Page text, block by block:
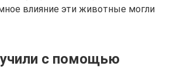
влияние эти животные могли
с помощью